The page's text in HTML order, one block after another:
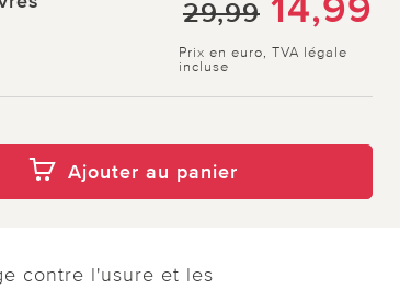
29,99
Prix en euro, TVA légale
incluse
Ajouter au panier
contre l'usure et les